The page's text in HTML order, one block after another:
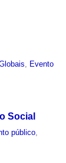
Evento
Social
público,